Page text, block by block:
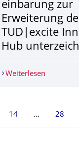
starken
einbarung zur
Erweiterung
TUD|excite
Hub
Weiterlesen
14 28